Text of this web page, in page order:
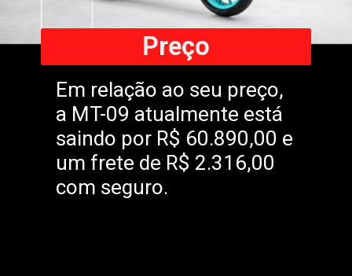
Em relação ao seu preço,
a MT-09 atualmente está
saindo por R$ 60.890,00 e
um frete de R$ 2.316,00
com seguro.
Preço